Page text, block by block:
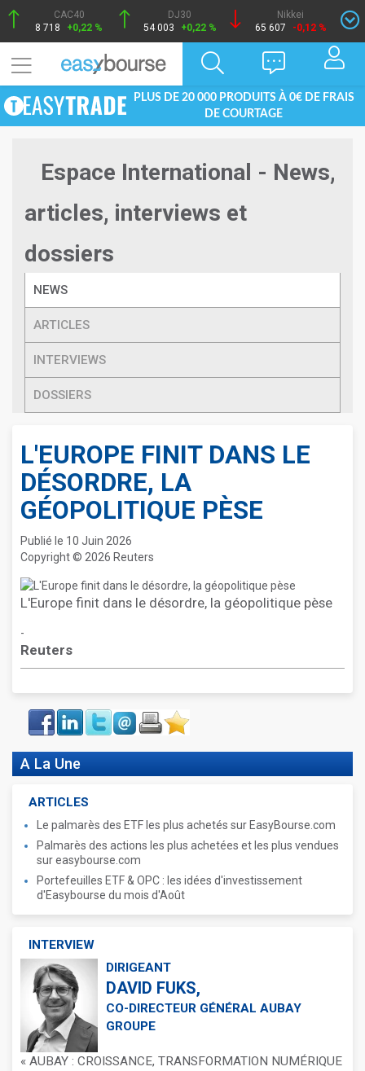
CAC40
8 718
+0,22 %
DJ30
54 003
+0,22 %
Nikkei
65 607
-0,12 %
PLUS DE 20 000 PRODUITS À 0€ DE FRAIS
DE COURTAGE
Espace International - News,
articles, interviews et
dossiers
NEWS
ARTICLES
INTERVIEWS
DOSSIERS
L'EUROPE FINIT DANS LE
DÉSORDRE, LA
GÉOPOLITIQUE PÈSE
Publié le 10 Juin 2026
Copyright © 2026 Reuters
L'Europe finit dans le désordre, la géopolitique pèse
-
Reuters
Face
book
LinkIn Twitter Envoyer ImprimerFavoris
A La Une
ARTICLES
Le palmarès des ETF les plus achetés sur EasyBourse.com
Palmarès des actions les plus achetées et les plus vendues
sur easybourse.com
Portefeuilles ETF & OPC : les idées d'investissement
d'Easybourse du mois d'Août
INTERVIEW
DIRIGEANT
DAVID FUKS,
CO-DIRECTEUR GÉNÉRAL AUBAY
GROUPE
« AUBAY : CROISSANCE, TRANSFORMATION NUMÉRIQUE